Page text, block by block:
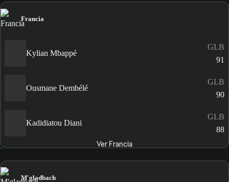
Francia
Kylian Mbappé
GLB
91
Ousmane Dembélé
GLB
90
Kadidiatou Diani
GLB
88
Ver Francia
M'gladbach